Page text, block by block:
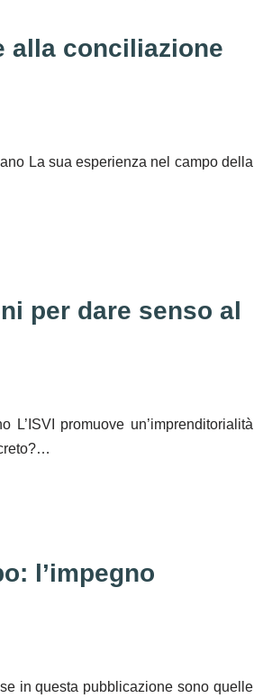
alla conciliazione
La sua esperienza nel campo della
per dare senso al
promuove un’imprenditorialità
l’impegno
in questa pubblicazione sono quelle